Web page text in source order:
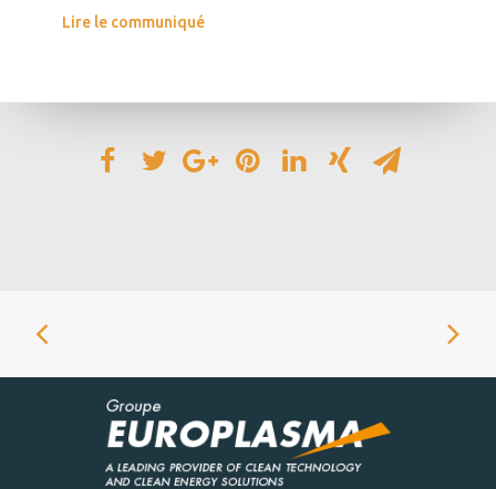
Lire le communiqué